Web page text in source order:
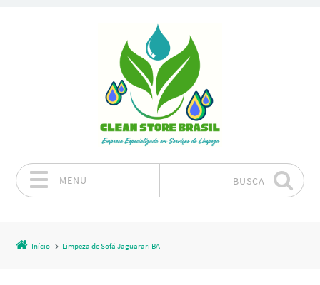
MENU BUSCA
Início Limpeza de Sofá Jaguarari BA